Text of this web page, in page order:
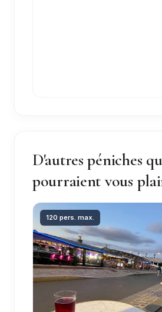
D'autres péniches
pourraient vous
120 pers. max.